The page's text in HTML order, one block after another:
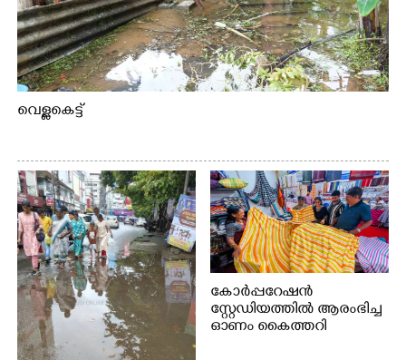
വെള്ളകെട്ട്
കോർപ്പറേഷൻ
സ്റ്റേഡിയത്തിൽ ആരംഭിച്ച
ഓണം കൈത്തറി